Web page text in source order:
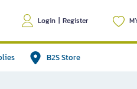
Login | Register
B2S Store